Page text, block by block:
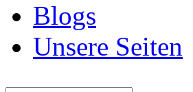
Blogs
Unsere Seiten